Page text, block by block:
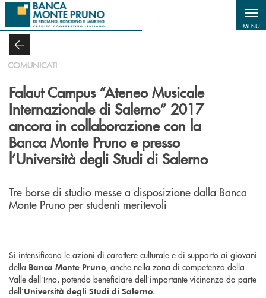
Salta al contenuto principale
MENU
COMUNICATI
Falaut Campus “Ateneo Musicale
Internazionale di Salerno” 2017
ancora in collaborazione con la
Banca Monte Pruno e presso
l’Università degli Studi di Salerno
Tre borse di studio messe a disposizione dalla Banca
Monte Pruno per studenti meritevoli
Si intensificano le azioni di carattere culturale e di supporto ai giovani
della Banca Monte Pruno, anche nella zona di competenza della
Valle dell’Irno, potendo beneficiare dell’importante vicinanza da parte
dell’Università degli Studi di Salerno.